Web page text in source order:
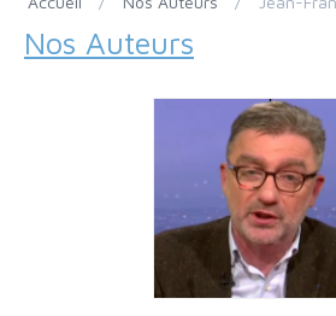
Nos Auteurs